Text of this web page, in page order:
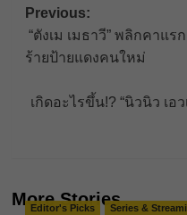
Post
navigation
Previous:
“ตังเม เมธาวี” พลิกคาแ
ร้ายป้ายแดงคนใหม่
เกิดอะไรขึ้น!? “นิวนิว เ
More Stories
Editor's Picks Series &